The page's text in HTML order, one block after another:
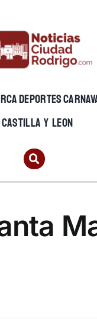
DEPORTES
CASTILLA Y LEON